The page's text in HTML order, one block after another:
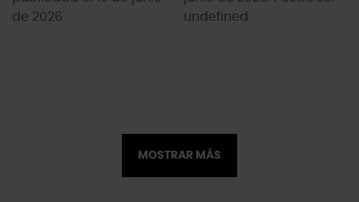
MOSTRAR MÁS